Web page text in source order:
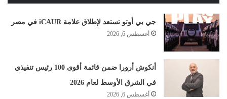
جي بي أوتو تستعد لإطلاق علامة iCAUR في مصر
أغسطس 6, 2026
أنكوش أرورا ضمن قائمة أقوى 100 رئيس تنفيذي
في الشرق الأوسط لعام 2026
أغسطس 6, 2026